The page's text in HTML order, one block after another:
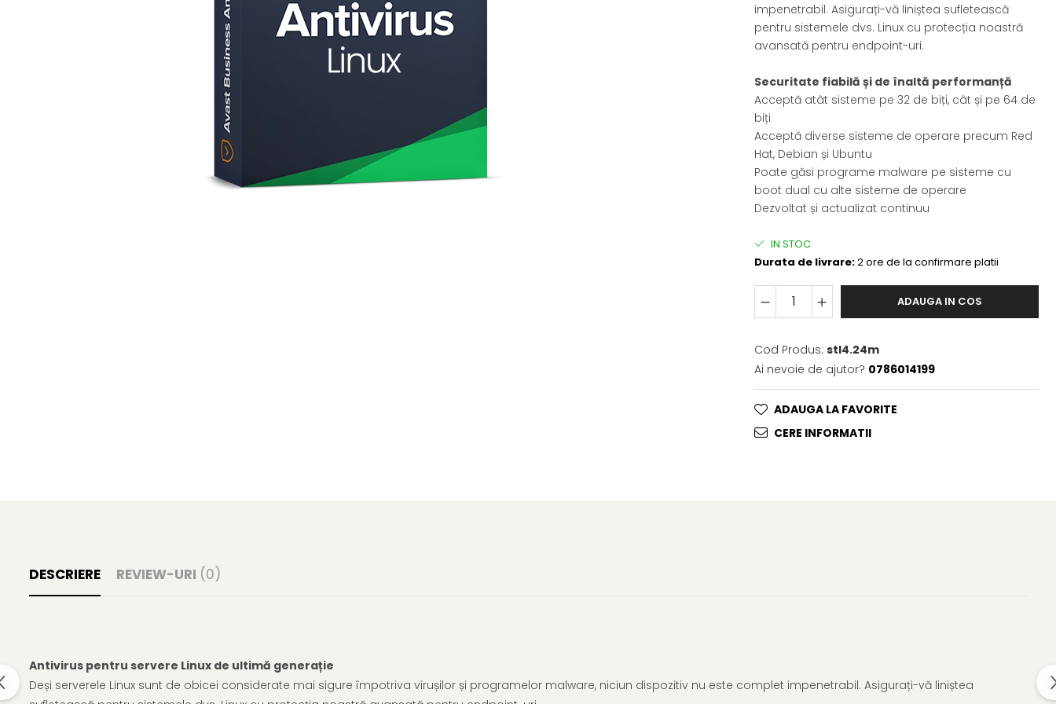
impenetrabil. Asigurați-vă liniștea sufletească
pentru sistemele dvs. Linux cu protecția noastră
avansată pentru endpoint-uri.
Securitate fiabilă și de înaltă performanță
Acceptă atât sisteme pe 32 de biți, cât și pe 64 de
biți
Acceptă diverse sisteme de operare precum Red
Hat, Debian și Ubuntu
Poate găsi programe malware pe sisteme cu
boot dual cu alte sisteme de operare
Dezvoltat și actualizat continuu
IN STOC
Durata de livrare:2 ore de la confirmare platii
ADAUGA IN COS
Cod Produs: stl4.24m
Ai nevoie de ajutor? 0786014199
ADAUGA LA FAVORITE
CERE INFORMATII
DESCRIERE REVIEW-URI (0)
Antivirus pentru servere Linux de ultimă generație
Deși serverele Linux sunt de obicei considerate mai sigure împotriva virușilor și programelor malware, niciun dispozitiv nu este complet impenetrabil. Asigurați-vă liniștea